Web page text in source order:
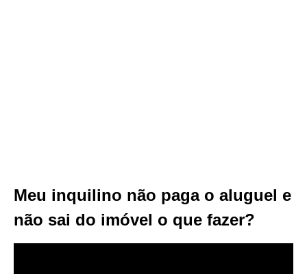
Meu inquilino não paga o aluguel e
não sai do imóvel o que fazer?